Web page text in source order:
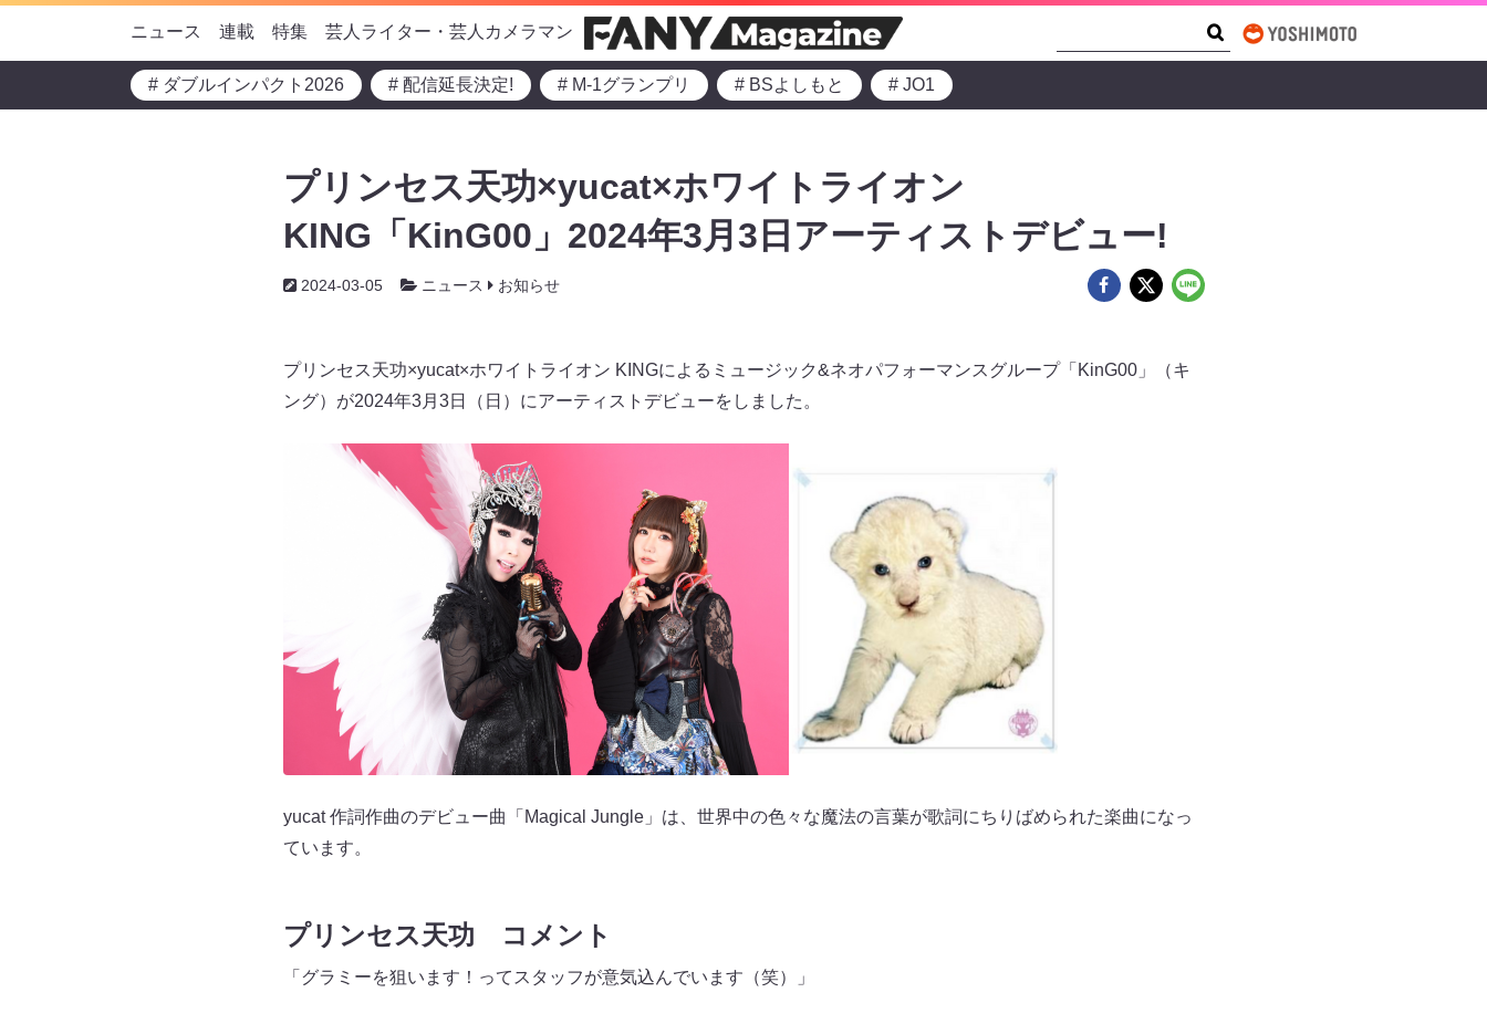
ニュース 連載 特集 芸人ライター・芸人カメラマン
# ダブルインパクト2026 # 配信延長決定! # M-1グランプリ # BSよしもと # JO1
プリンセス天功×yucat×ホワイトライオン
KING「KinG00」2024年3月3日アーティストデビュー!
2024-03-05 ニュース お知らせ
プリンセス天功×yucat×ホワイトライオン KINGによるミュージック&ネオパフォーマンスグループ「KinG00」（キ
ング）が2024年3月3日（日）にアーティストデビューをしました。
yucat 作詞作曲のデビュー曲「Magical Jungle」は、世界中の色々な魔法の言葉が歌詞にちりばめられた楽曲になっ
ています。
プリンセス天功 コメント
「グラミーを狙います！ってスタッフが意気込んでいます（笑）」